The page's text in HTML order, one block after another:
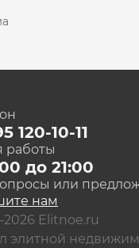
120-10-11
работы
до 21:00
или
нам
Elitnoe.ru
элитной